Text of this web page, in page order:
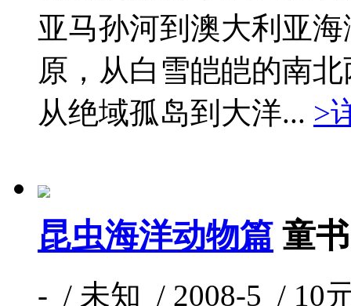
亚马孙河到澳大利亚
原，从白雪皑皑的南
从绝域孤岛到大洋... >
昆虫海洋动物篇 童
- / 未知 / 2008-5 / 10